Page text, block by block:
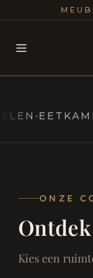
ONZE
Kies een
SAMEN
RUST EN